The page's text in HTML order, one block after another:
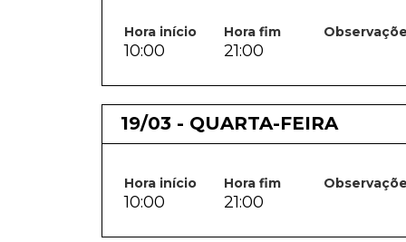
Hora início Hora fim
10:00 21:00
19/03 - QUARTA-FEIRA
Hora início Hora fim
10:00 21:00